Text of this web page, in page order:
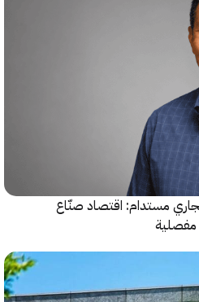
اقتصاد صنّاع